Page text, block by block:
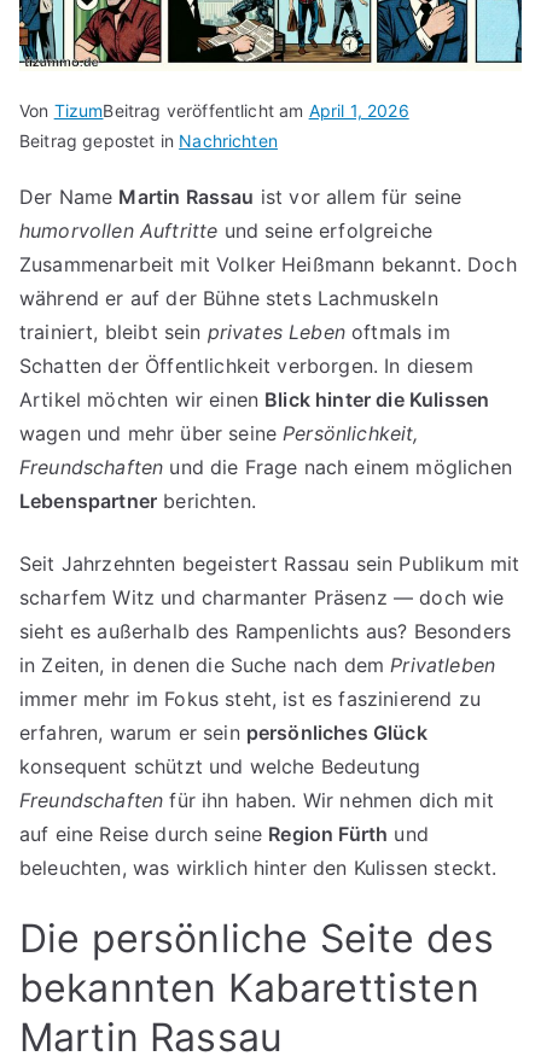
Von TizumBeitrag veröffentlicht am April 1, 2026
Beitrag gepostet in Nachrichten
Der Name Martin Rassau ist vor allem für seine
humorvollen Auftritte und seine erfolgreiche
Zusammenarbeit mit Volker Heißmann bekannt. Doch
während er auf der Bühne stets Lachmuskeln
trainiert, bleibt sein privates Lebenoftmals im
Schatten der Öffentlichkeit verborgen. In diesem
Artikel möchten wir einen Blick hinter die Kulissen
wagen und mehr über seine Persönlichkeit,
Freundschaften und die Frage nach einem möglichen
Lebenspartner berichten.
Seit Jahrzehnten begeistert Rassau sein Publikum mit
scharfem Witz und charmanter Präsenz — doch wie
sieht es außerhalb des Rampenlichts aus? Besonders
in Zeiten, in denen die Suche nach dem Privatleben
immer mehr im Fokus steht, ist es faszinierend zu
erfahren, warum er sein persönliches Glück
konsequent schützt und welche Bedeutung
Freundschaften für ihn haben. Wir nehmen dich mit
auf eine Reise durch seine Region Fürth und
beleuchten, was wirklich hinter den Kulissen steckt.
Die persönliche Seite des
bekannten Kabarettisten
Martin Rassau